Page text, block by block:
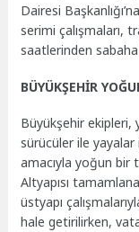
Dairesi
serimi çalışmaları,
saatlerinden
BÜYÜKŞEHİR
Büyükşehir ekipleri,
sürücüler ile
amacıyla yoğun bir
Altyapısı
üstyapı
hale getirilirken,